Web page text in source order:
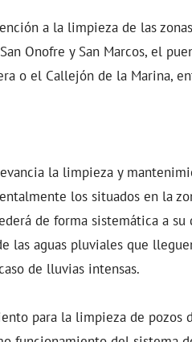
a la limpieza de las
Onofre y San Marcos, el
o el Callejón de la Marina,
la limpieza y
los situados en la
de forma sistemática a
las aguas pluviales que
de lluvias intensas.
para la limpieza de pozos